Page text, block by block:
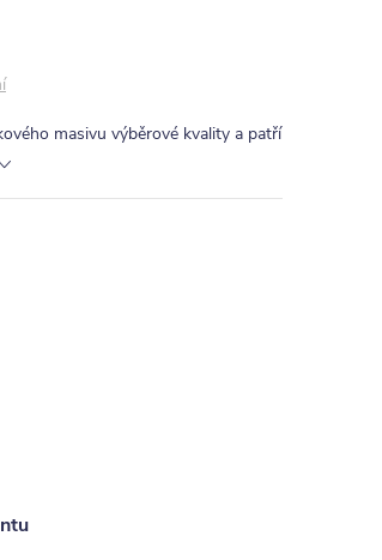
masivu výběrové kvality a patří